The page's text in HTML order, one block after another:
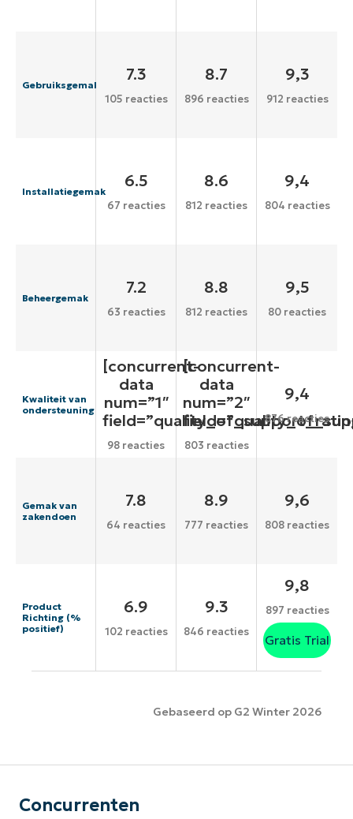
Gebruiksgemak
7.3
105 reacties
8.7
896 reacties
9,3
912 reacties
Installatiegemak
6.5
67 reacties
8.6
812 reacties
9,4
804 reacties
Beheergemak
7.2
63 reacties
8.8
812 reacties
9,5
80 reacties
Kwaliteit van
ondersteuning
[concurrent-
data
num=”1″
98 reacties
[concurrent-
data
num=”2″
803 reacties
9,4
876 reacties
Gemak van
zakendoen
7.8
64 reacties
8.9
777 reacties
9,6
808 reacties
Product
Richting (%
positief)
6.9
102 reacties
9.3
846 reacties
9,8
897 reacties
Gratis Trial
Gebaseerd op G2 Winter 2026
Concurrenten